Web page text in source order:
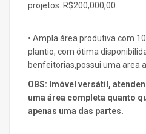
projetos. R$200,000,00.
• Ampla área produtiva com
plantio, com ótima
benfeitorias,possui uma area
OBS: Imóvel versátil,
uma área completa quanto
apenas uma das partes.